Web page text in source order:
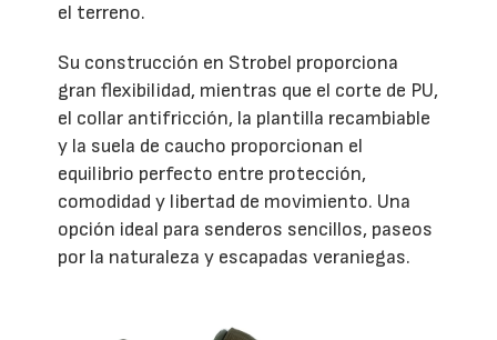
el terreno.
Su construcción en Strobel proporciona
gran flexibilidad, mientras que el corte de PU,
el collar antifricción, la plantilla recambiable
y la suela de caucho proporcionan el
equilibrio perfecto entre protección,
comodidad y libertad de movimiento. Una
opción ideal para senderos sencillos, paseos
por la naturaleza y escapadas veraniegas.